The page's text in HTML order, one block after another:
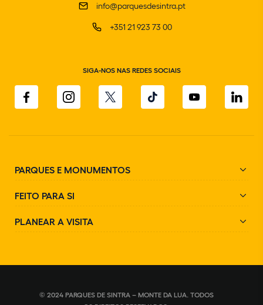
info@parquesdesintra.pt
+351 21 923 73 00
SIGA-NOS NAS REDES SOCIAIS
PARQUES E MONUMENTOS
FEITO PARA SI
PLANEAR A VISITA
© 2024 PARQUES DE SINTRA – MONTE DA LUA. TODOS